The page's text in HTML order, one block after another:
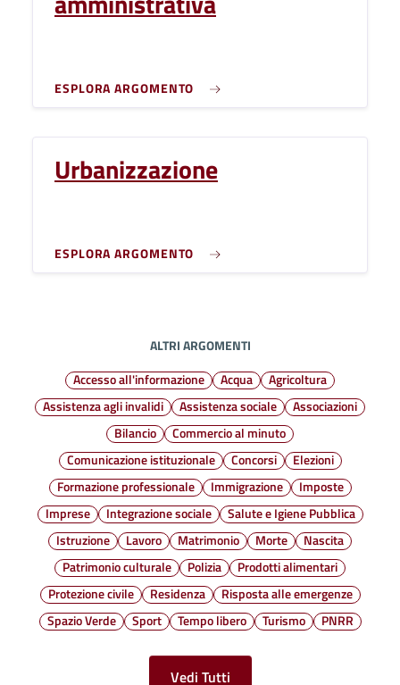
ESPLORA ARGOMENTO
Urbanizzazione
ESPLORA ARGOMENTO
ALTRI ARGOMENTI
Accesso all'informazione
Acqua
Agricoltura
Assistenza agli invalidi
Assistenza sociale
Associazioni
Bilancio
Commercio al minuto
Comunicazione istituzionale
Concorsi
Elezioni
Formazione professionale
Immigrazione
Imposte
Imprese
Integrazione sociale
Salute e Igiene Pubblica
Istruzione
Lavoro Matrimonio Morte
Nascita
Patrimonio culturale
Polizia
Prodotti alimentari
Protezione civile
Residenza
Risposta alle emergenze
Spazio Verde
Sport Tempo libero Turismo PNRR
Vedi Tutti